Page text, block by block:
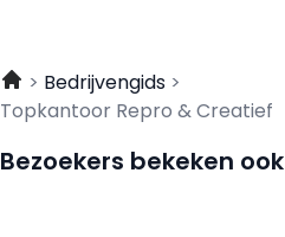
Bedrijvengids
Topkantoor Repro & Creatief
Bezoekers bekeken ook